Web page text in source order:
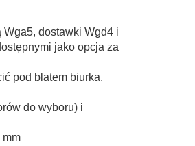
Wga5, dostawki Wgd4 i
jako opcja za
pod blatem biurka.
do wyboru) i
mm